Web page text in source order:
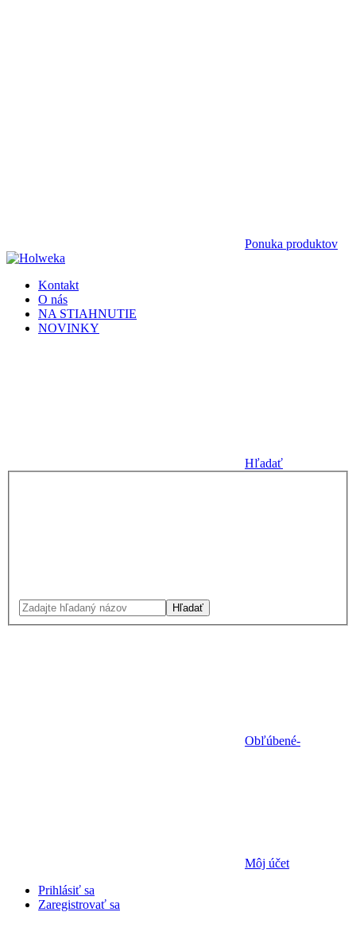
Ponuka produktov
Kontakt
O nás
NA STIAHNUTIE
NOVINKY
Hľadať
Hľadať
Obľúbené-
Môj účet
Prihlásiť sa
Zaregistrovať sa